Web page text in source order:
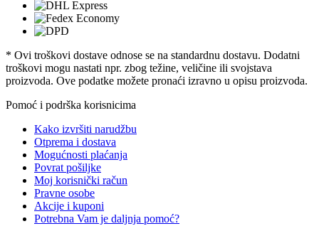
* Ovi troškovi dostave odnose se na standardnu ​​dostavu. Dodatni
troškovi mogu nastati npr. zbog težine, veličine ili svojstava
proizvoda. Ove podatke možete pronaći izravno u opisu proizvoda.
Pomoć i podrška korisnicima
Kako izvršiti narudžbu
Otprema i dostava
Mogućnosti plaćanja
Povrat pošiljke
Moj korisnički račun
Pravne osobe
Akcije i kuponi
Potrebna Vam je daljnja pomoć?